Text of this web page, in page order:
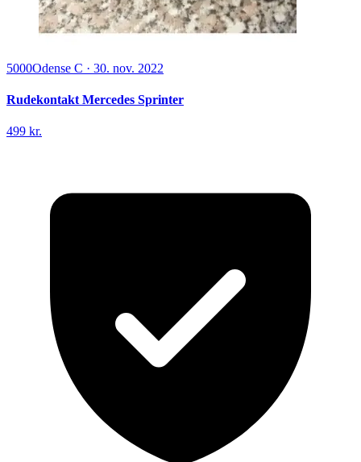
5000Odense C · 30. nov. 2022
Rudekontakt Mercedes Sprinter
499 kr.